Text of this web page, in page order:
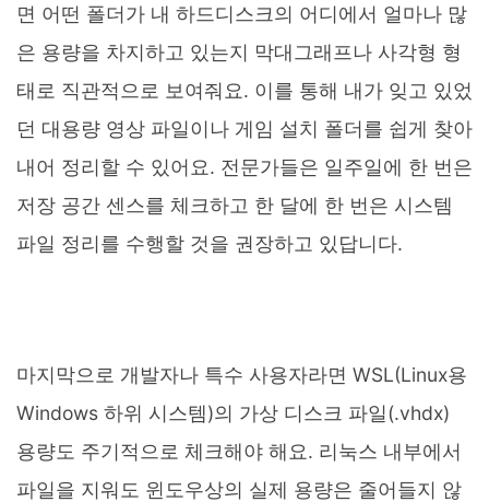
면 어떤 폴더가 내 하드디스크의 어디에서 얼마나 많
은 용량을 차지하고 있는지 막대그래프나 사각형 형
태로 직관적으로 보여줘요. 이를 통해 내가 잊고 있었
던 대용량 영상 파일이나 게임 설치 폴더를 쉽게 찾아
내어 정리할 수 있어요. 전문가들은 일주일에 한 번은
저장 공간 센스를 체크하고 한 달에 한 번은 시스템
파일 정리를 수행할 것을 권장하고 있답니다.
마지막으로 개발자나 특수 사용자라면 WSL(Linux용
Windows 하위 시스템)의 가상 디스크 파일(.vhdx)
용량도 주기적으로 체크해야 해요. 리눅스 내부에서
파일을 지워도 윈도우상의 실제 용량은 줄어들지 않